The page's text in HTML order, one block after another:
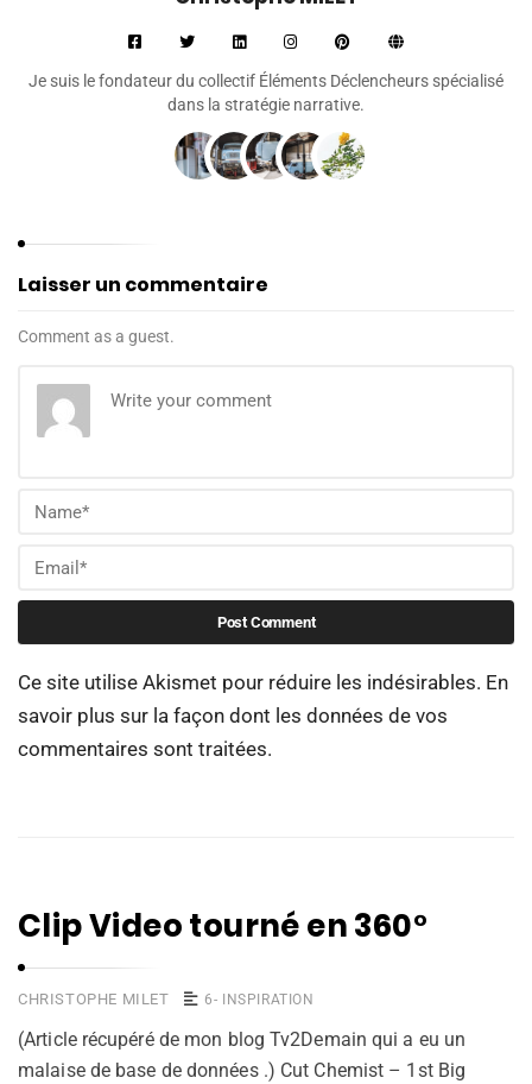
Je suis le fondateur du collectif Éléments Déclencheurs spécialisé
dans la stratégie narrative.
Laisser un commentaire
Comment as a guest.
Ce site utilise Akismet pour réduire les indésirables. En
savoir plus sur la façon dont les données de vos
commentaires sont traitées.
Clip Video tourné en 360°
CHRISTOPHE MILET 6- INSPIRATION
(Article récupéré de mon blog Tv2Demain qui a eu un
malaise de base de données .) Cut Chemist – 1st Big